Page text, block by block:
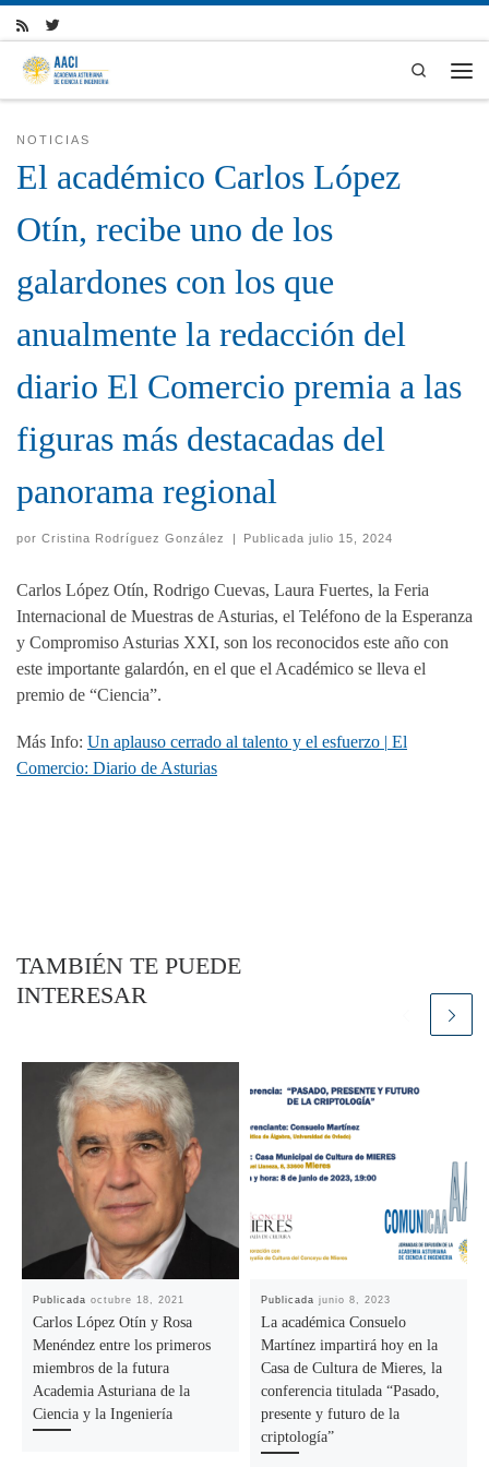
Skip to content
Search
NOTICIAS
El académico Carlos López
Otín, recibe uno de los
galardones con los que
anualmente la redacción del
diario El Comercio premia a las
figuras más destacadas del
panorama regional
por Cristina Rodríguez González | Publicadajulio 15, 2024
Carlos López Otín, Rodrigo Cuevas, Laura Fuertes, la Feria
Internacional de Muestras de Asturias, el Teléfono de la Esperanza
y Compromiso Asturias XXI, son los reconocidos este año con
este importante galardón, en el que el Académico se lleva el
premio de “Ciencia”.
Más Info: Un aplauso cerrado al talento y el esfuerzo | El
Comercio: Diario de Asturias
TAMBIÉN TE PUEDE
INTERESAR
Publicadaoctubre 18, 2021
Carlos López Otín y Rosa
Menéndez entre los primeros
miembros de la futura
Academia Asturiana de la
Ciencia y la Ingeniería
Publicadajunio 8, 2023
La académica Consuelo
Martínez impartirá hoy en la
Casa de Cultura de Mieres, la
conferencia titulada “Pasado,
presente y futuro de la
criptología”